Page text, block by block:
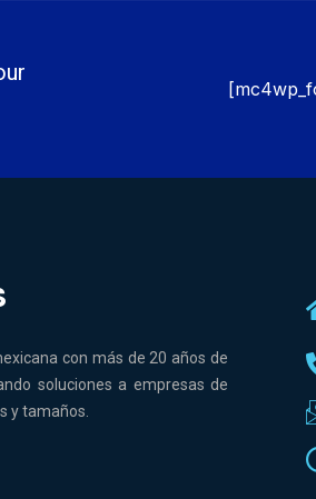
con más de 20 años de
soluciones a empresas de
y tamaños.